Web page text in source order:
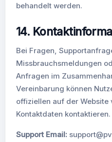
behandelt werden.
14.
Bei Fragen,
Missbrauchsmeldungen
Anfragen im
Vereinbarung können
offiziellen auf der
Kontaktdaten kontaktieren.
Support Email: